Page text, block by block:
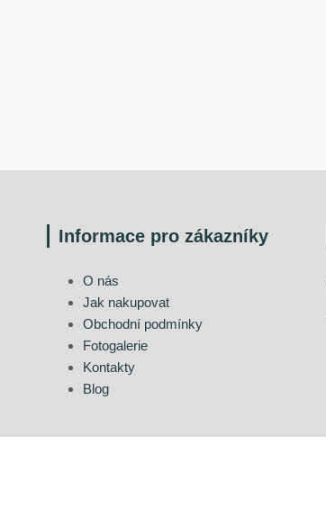
Informace pro zákazníky
O nás
Jak nakupovat
Obchodní podmínky
Fotogalerie
Kontakty
Blog